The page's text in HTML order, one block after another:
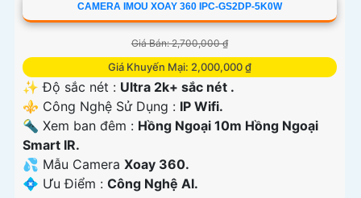
CAMERA IMOU XOAY 360 IPC-GS2DP-5K0W
Giá Bán: 2,700,000 ₫
Giá Khuyến Mại: 2,000,000 ₫
✨ Độ sắc nét : Ultra 2k+ sắc nét .
⚜️ Công Nghệ Sử Dụng : IP Wifi.
🔦 Xem ban đêm : Hồng Ngoại 10m Hồng Ngoại
Smart IR.
💦 Mẫu Camera Xoay 360.
️💠 Ưu Điểm : Công Nghệ AI.